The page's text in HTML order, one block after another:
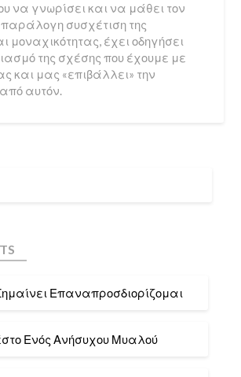
να γνωρίσει και να μάθει τον
παράλογη συσχέτιση της
μοναχικότητας, έχει οδηγήσει
της σχέσης που έχουμε με
και μας «επιβάλλει» την
αυτόν.
Επαναπροσδιορίζομαι
Ενός Ανήσυχου Μυαλού